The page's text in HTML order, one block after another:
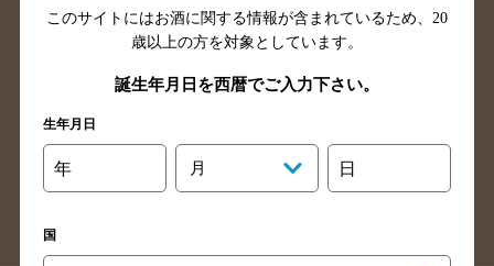
島根県のバー検索
徳島県のバー検索
香川県のバー検索
愛媛県のバー検索
高知県のバー検索
福岡県のバー検索
長崎県のバー検索
大分県のバー検索
熊本県のバー検索
宮崎県のバー検索
鹿児島県のバー検索
このサイトにはお酒に関する情報が含まれているため、 20
歳以上の方を対象としています。
誕生年月日を西暦でご入力下さい。
生年月日
年 月 日
国